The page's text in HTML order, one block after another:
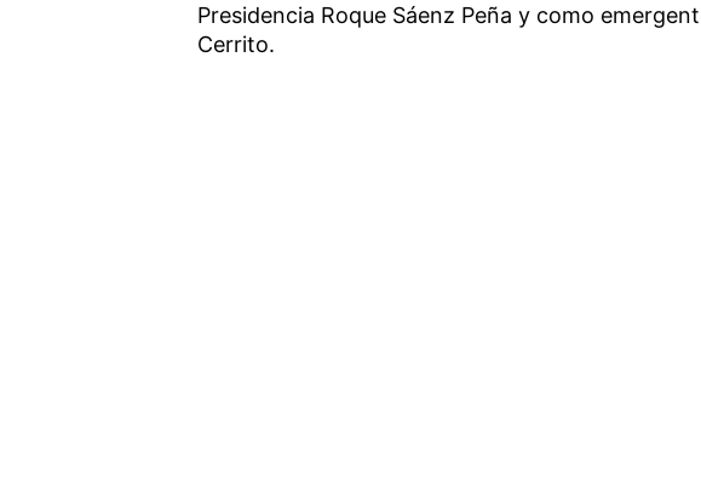
Presidencia Roque Sáenz Peña y como
Cerrito.